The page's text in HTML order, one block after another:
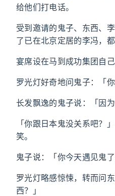
给他们打电话。
受到邀请的鬼子、东西、
了已在北京定居的李冯，
宴席设在马到成功集团自
罗光灯好奇地问鬼子：「
长发飘逸的鬼子说：「因
「你跟日本鬼没关系吧？
笑。
鬼子说：「你今天遇见鬼了
罗光灯略感惊悚，转而问
西？」